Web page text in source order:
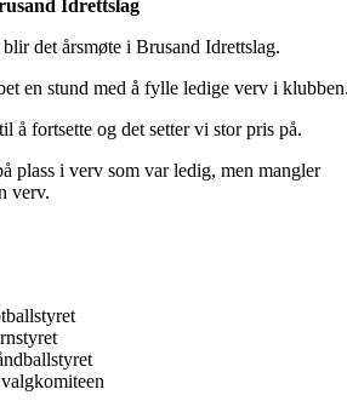
Idrettslag
det årsmøte i Brusand Idrettslag.
en stund med å fylle ledige verv i
å fortsette og det setter vi stor pris på.
plass i verv som var ledig, men mangler
verv.